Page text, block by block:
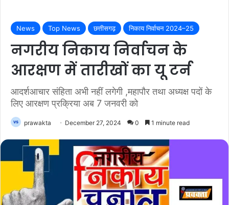
News Top News छत्तीसगढ़ निकाय निर्वाचन 2024–25
नगरीय निकाय निर्वाचन के
आरक्षण में तारीखों का यू टर्न
आदर्शआचार संहिता अभी नहीं लगेगी ,महापौर तथा अध्यक्ष पदों के
लिए आरक्षण प्रक्रिया अब 7 जनवरी को
prawakta December 27, 2024 0 1 minute read